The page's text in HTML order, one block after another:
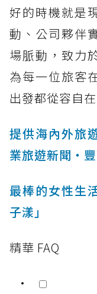
好的時機就是
動、公司夥伴
場脈動，致力
為每一位旅客
出發都從容自在
提供海內外旅
業旅遊新聞‧
最棒的女性生
子漾」
精華 FAQ